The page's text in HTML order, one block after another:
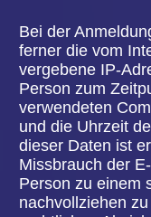
zumindest in diesen
Informationen über die
Tragweite und die
einer derartigen
Person
Ferner steht der
Auskunftsrecht darüber
Daten an ein Drittland
Organisation übermittelt
Fall ist, so steht der
das Recht zu, Auskunft
Garantien im
zu erhalten.